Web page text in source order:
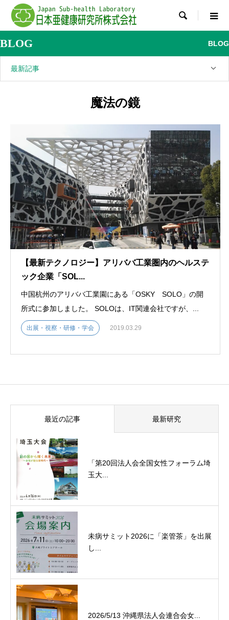

BLOG BLOG
最新記事
魔法の鏡
【最新テクノロジー】アリババ工業圏内のヘルステ
ック企業「SOL...
中国杭州のアリババ工業園にある「OSKY SOLO」の開
所式に参加しました。 SOLOは、IT関連会社ですが、...
出展・視察・研修・学会 2019.03.29
最近の記事 最新研究
「第20回法人会全国女性フォーラム埼
玉大...
未病サミット2026に「楽管茶」を出展
し...
2026/5/13 沖縄県法人会連合会女...